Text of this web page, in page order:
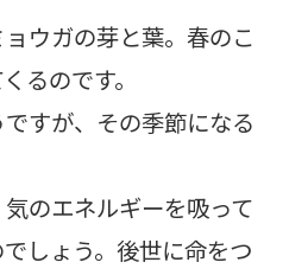
ウガの芽と葉。春のこ
るのです。
すが、その季節になる
のエネルギーを吸って
しょう。後世に命をつ